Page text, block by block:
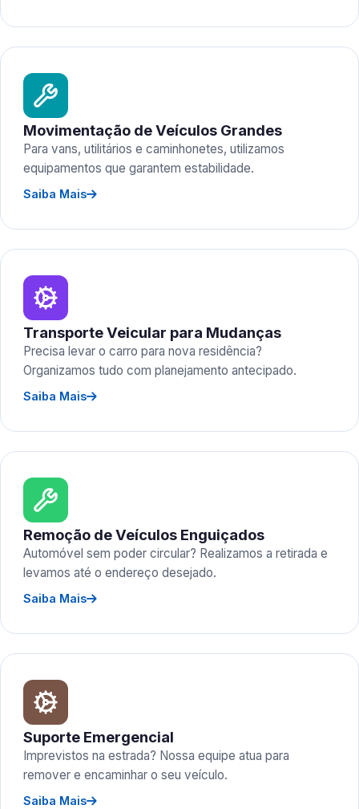
Movimentação de Veículos Grandes
Para vans, utilitários e caminhonetes, utilizamos
equipamentos que garantem estabilidade.
Saiba Mais
Transporte Veicular para Mudanças
Precisa levar o carro para nova residência?
Organizamos tudo com planejamento antecipado.
Saiba Mais
Remoção de Veículos Enguiçados
Automóvel sem poder circular? Realizamos a retirada e
levamos até o endereço desejado.
Saiba Mais
Suporte Emergencial
Imprevistos na estrada? Nossa equipe atua para
remover e encaminhar o seu veículo.
Saiba Mais